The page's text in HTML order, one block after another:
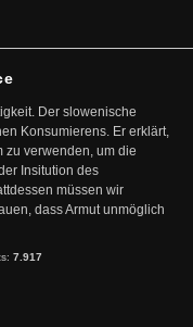
Der slowenische
Konsumierens. Er erklärt,
zu verwenden, um die
Insitution des
müssen wir
dass Armut unmöglich
7.917